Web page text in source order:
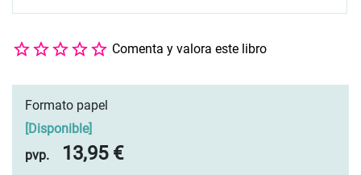
Comenta y valora este libro
Formato papel
Disponible]
pvp.
13,95 €